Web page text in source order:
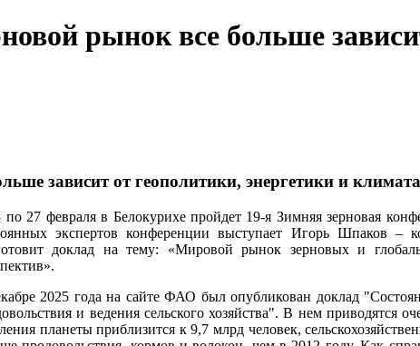
рынок все больше
зависит от геополитики, энергетики и
27 февраля в Белокурихе пройдет 19-я Зимняя зерновая
экспертов конференции выступает Игорь Шпаков
доклад на тему: «Мировой рынок зерновых и
2025 года на сайте ФАО был опубликован доклад
и ведения сельского хозяйства". В нем приводятся
планеты приблизится к 9,7 млрд человек,